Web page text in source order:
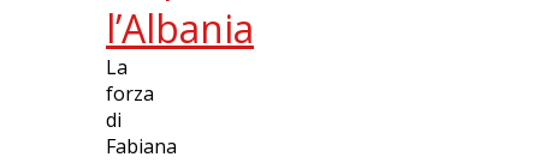
l’Albania
La
forza
di
Fabiana